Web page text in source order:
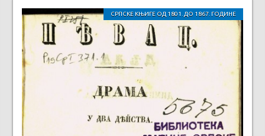
СРПСКЕ КЊИГЕ ОД 1801. ДО 1867. ГОДИНЕ